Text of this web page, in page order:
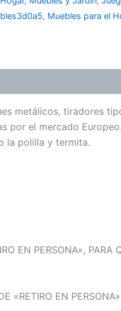
, Muebles para el
metálicos, tiradores
por el mercado Europeo.
la polilla y termita.
EN PERSONA», PARA
«RETIRO EN PERSONA»